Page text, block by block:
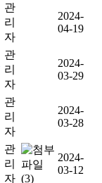
관
리
자
2024-
04-19
관
리
자
2024-
03-29
관
리
자
2024-
03-28
관
리
자 (3)
2024-
03-12